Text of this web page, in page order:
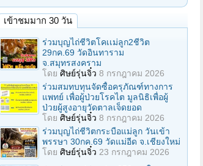
เข้าชมมาก 30 วัน
ร่วมบุญไถ่ชีวิตโคเเม่ลูก2ชีวิต
29กค.69 วัดอินทาราม
จ.สมุทรสงคราม
โดย ศิษย์รุ่นจิ๋ว 8 กรกฎาคม 2026
ร่วมสมทบทุนจัดซื้อครุภัณฑ์ทางการ
แพทย์ เพื่อผู้ป่วยโรคไต มูลนิธิเพื่อผู้
ป่วยผู้สูงอายุวัดตาลเจ็ดยอด
โดย ศิษย์รุ่นจิ๋ว 8 กรกฎาคม 2026
ร่วมบุญไถ่ชีวิตกระบือแม่ลูก วันเข้า
พรรษา 30กค.69 วัดแม่อีด จ.เชียงใหม่
โดย ศิษย์รุ่นจิ๋ว 23 กรกฎาคม 2026